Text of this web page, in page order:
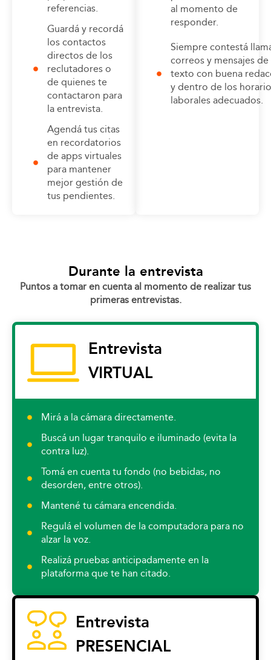
referencias.
Guardá y recordá
los contactos
directos de los
reclutadores o
de quienes te
contactaron para
la entrevista.
Agendá tus citas
en recordatorios
de apps virtuales
para mantener
mejor gestión de
tus pendientes.
al momento de
responder.
Siempre contestá
correos y mensajes de
texto con buena
y dentro de los
laborales adecuados.
Durante la entrevista
Puntos a tomar en cuenta al momento de realizar tus
primeras entrevistas.
Entrevista
VIRTUAL
Mirá a la cámara directamente.
Buscá un lugar tranquilo e iluminado (evita la
contra luz).
Tomá en cuenta tu fondo (no bebidas, no
desorden, entre otros).
Mantené tu cámara encendida.
Regulá el volumen de la computadora para no
alzar la voz.
Realizá pruebas anticipadamente en la
plataforma que te han citado.
Entrevista
PRESENCIAL